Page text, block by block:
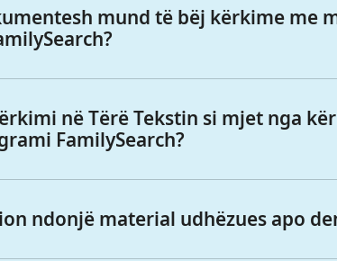
mund të bëj kërkime me
në Tërë Tekstin si mjet nga
FamilySearch?
ndonjë material udhëzues apo